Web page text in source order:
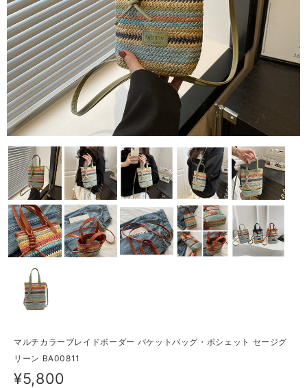
マルチカラーブレイドボーダー バケットバッグ・ポシェット セージグ
リーン BA00811
¥5,800